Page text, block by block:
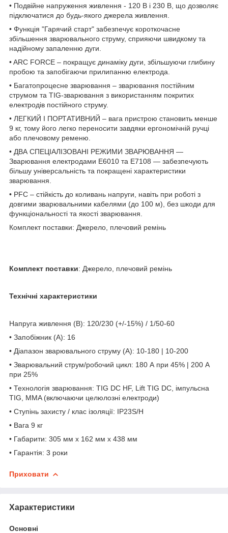
• Подвійне напруження живлення - 120 В і 230 В, що дозволяє
підключатися до будь-якого джерела живлення.
• Функція "Гарячий старт" забезпечує короткочасне
збільшення зварювального струму, сприяючи швидкому та
надійному запаленню дуги.
• ARC FORCE – покращує динаміку дуги, збільшуючи глибину
пробою та запобігаючи прилипанню електрода.
• Багатопроцесне зварювання – зварювання постійним
струмом та TIG-зварювання з використанням покритих
електродів постійного струму.
• ЛЕГКИЙ І ПОРТАТИВНИЙ – вага пристрою становить менше
9 кг, тому його легко переносити завдяки ергономічній ручці
або плечовому ременю.
• ДВА СПЕЦІАЛІЗОВАНІ РЕЖИМИ ЗВАРЮВАННЯ —
Зварювання електродами E6010 та E7108 — забезпечують
більшу універсальність та покращені характеристики
зварювання.
• PFC – стійкість до коливань напруги, навіть при роботі з
довгими зварювальними кабелями (до 100 м), без шкоди для
функціональності та якості зварювання.
Комплект поставки: Джерело, плечовий ремінь
Комплект поставки: Джерело, плечовий ремінь
Технічні характеристики
Напруга живлення (В): 120/230 (+/-15%) / 1/50-60
• Запобіжник (А): 16
• Діапазон зварювального струму (А): 10-180 | 10-200
• Зварювальний струм/робочий цикл: 180 А при 45% | 200 А
при 25%
• Технологія зварювання: TIG DC HF, Lift TIG DC, імпульсна
TIG, MMA (включаючи целюлозні електроди)
• Ступінь захисту / клас ізоляції: IP23S/H
• Вага 9 кг
• Габарити: 305 мм x 162 мм x 438 мм
• Гарантія: 3 роки
Приховати
Характеристики
Основні